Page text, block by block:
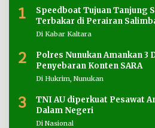
1
Speedboat Tujuan Tanjung
Terbakar di Perairan
Di Kabar Kaltara
2
Polres Nunukan Amankan 3
Penyebaran Konten SARA
Di Hukrim, Nunukan
3
TNI AU diperkuat Pesawat
Dalam Negeri
Di Nasional